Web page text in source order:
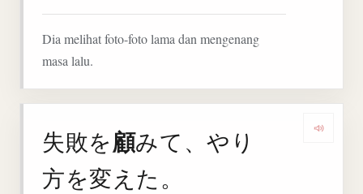
Dia melihat foto-foto lama dan mengenang
masa lalu.
失敗を顧みて、やり
方を変えた。